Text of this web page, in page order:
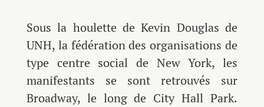
Sous la houlette de Kevin Douglas de
UNH, la fédération des organisations de
type centre social de New York, les
manifestants se sont retrouvés sur
Broadway, le long de City Hall Park.